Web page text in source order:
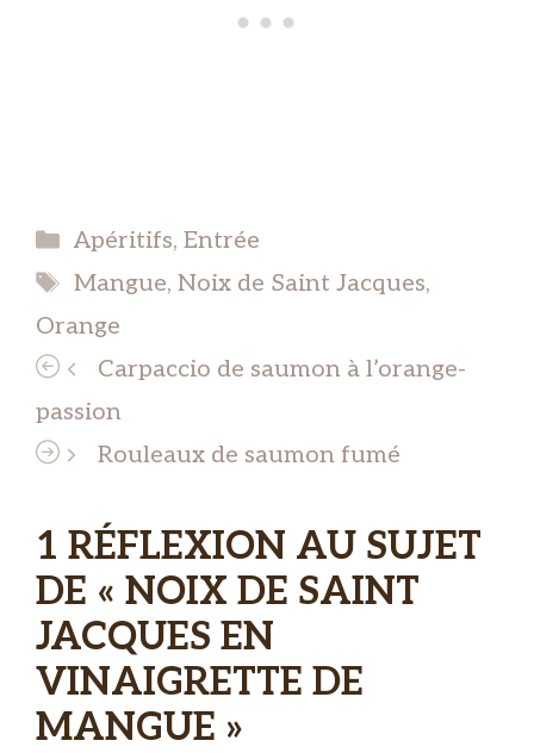
Catégories
Apéritifs, Entrée
Étiquettes
Mangue, Noix de Saint Jacques,
Orange
Carpaccio de saumon à l’orange-
passion
Rouleaux de saumon fumé
1 RÉFLEXION AU SUJET
DE « NOIX DE SAINT
JACQUES EN
VINAIGRETTE DE
MANGUE »